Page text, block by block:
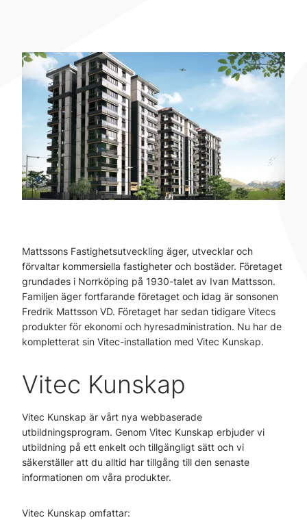
Mattssons Fastighetsutveckling äger, utvecklar och
förvaltar kommersiella fastigheter och bostäder. Företaget
grundades i Norrköping på 1930-talet av Ivan Mattsson.
Familjen äger fortfarande företaget och idag är sonsonen
Fredrik Mattsson VD. Företaget har sedan tidigare Vitecs
produkter för ekonomi och hyresadministration. Nu har de
kompletterat sin Vitec-installation med Vitec Kunskap.
Vitec Kunskap
Vitec Kunskap är vårt nya webbaserade
utbildningsprogram. Genom Vitec Kunskap erbjuder vi
utbildning på ett enkelt och tillgängligt sätt och vi
säkerställer att du alltid har tillgång till den senaste
informationen om våra produkter.
Vitec Kunskap omfattar: